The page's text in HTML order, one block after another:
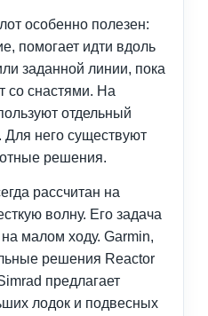
особенно полезен:
помогает идти вдоль
заданной линии, пока
со снастями. На
отдельный
него существуют
решения.
рассчитан на
волну. Его задача
малом ходу. Garmin,
решения Reactor
предлагает
лодок и подвесных